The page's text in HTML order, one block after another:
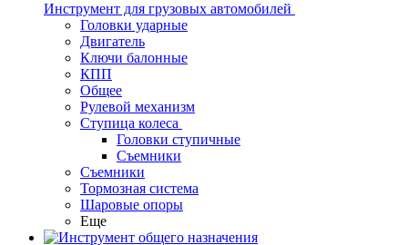
Инструмент для грузовых автомобилей
Головки ударные
Двигатель
Ключи балонные
КПП
Общее
Рулевой механизм
Ступица колеса
Головки ступичные
Съемники
Съемники
Тормозная система
Шаровые опоры
Еще